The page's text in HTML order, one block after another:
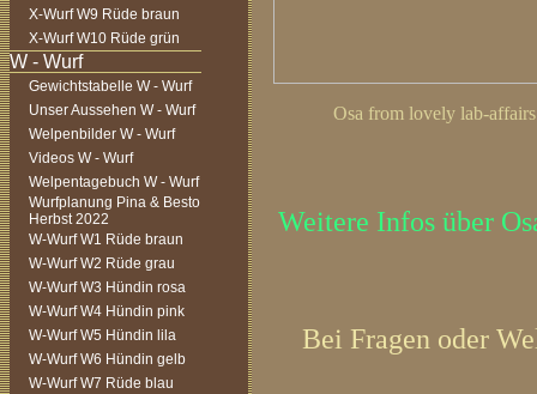
X-Wurf W9 Rüde braun
X-Wurf W10 Rüde grün
Gewichtstabelle W - Wurf
Unser Aussehen W - Wurf
Welpenbilder W - Wurf
Videos W - Wurf
Welpentagebuch W - Wurf
Wurfplanung Pina & Besto
Herbst 2022
W-Wurf W1 Rüde braun
W-Wurf W2 Rüde grau
W-Wurf W3 Hündin rosa
W-Wurf W4 Hündin pink
W-Wurf W5 Hündin lila
W-Wurf W6 Hündin gelb
W-Wurf W7 Rüde blau
Osa from lovely lab-affairs
Weitere Infos über
Bei Fragen oder